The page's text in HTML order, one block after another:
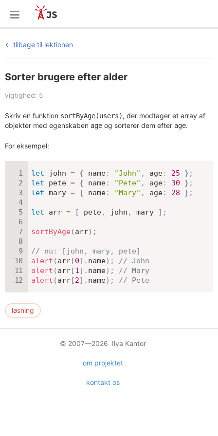
tilbage til lektionen
Sorter brugere efter alder
vigtighed: 5
Skriv en funktion sortByAge(users), der modtager et array af
objekter med egenskaben age og sorterer dem efter age.
For eksempel:
let john = { name: "John" , age: 25 } ;
let pete = { name: "Pete" , age: 30 } ;
let mary = { name: "Mary" , age: 28 } ;
let arr = [ pete, john , mary ] ;
sortByAge (arr) ;
// nu: [john, mary, pete]
alert (arr[0] . name) ;
// John
alert (arr[1] . name) ;
// Mary
alert (arr[2] . name) ; // Pete
løsning
© 2007—2026 Ilya Kantor
om projektet
kontakt os